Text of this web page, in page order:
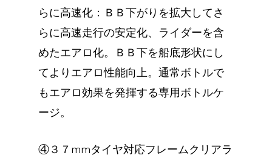
らに高速化：ＢＢ下がりを拡大してさ
らに高速走行の安定化、ライダーを含
めたエアロ化。ＢＢ下を船底形状にし
てよりエアロ性能向上。通常ボトルで
もエアロ効果を発揮する専用ボトルケ
ージ。
④３７mmタイヤ対応フレームクリアラ